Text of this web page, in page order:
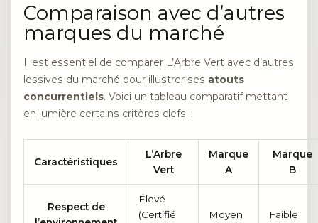
Comparaison avec d’autres
marques du marché
Il est essentiel de comparer L’Arbre Vert avec d’autres
lessives du marché pour illustrer ses atouts
concurrentiels. Voici un tableau comparatif mettant
en lumière certains critères clefs :
Caractéristiques
L’Arbre
Vert
Marque
A
Marque
B
Respect de
Élevé
(Certifié
Moyen Faible